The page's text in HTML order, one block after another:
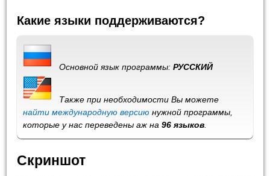
Какие языки поддерживаются?
Основной язык программы:РУССКИЙ
Также при необходимости Вы можете
найти международную версию нужной программы,
которые у нас переведены аж на96 языков
Скриншот